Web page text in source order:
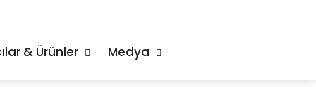
& Ürünler Medya